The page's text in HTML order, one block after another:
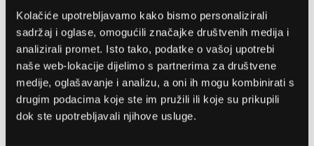
Kolačiće upotrebljavamo kako bismo personalizirali
sadržaj i oglase, omogućili značajke društvenih medija i
analizirali promet. Isto tako, podatke o vašoj upotrebi
naše web-lokacije dijelimo s partnerima za društvene
medije, oglašavanje i analizu, a oni ih mogu kombinirati s
drugim podacima koje ste im pružili ili koje su prikupili
dok ste upotrebljavali njihove usluge.
Detalji
Podijeli s prijateljima